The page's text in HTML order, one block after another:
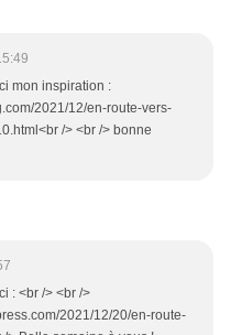
mon inspiration :
2021/12/en-route-vers-
/> <br /> bonne
: <br /> <br />
2021/12/20/en-route-